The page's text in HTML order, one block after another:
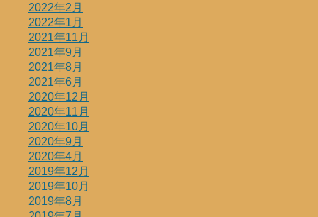
2022年2月
2022年1月
2021年11月
2021年9月
2021年8月
2021年6月
2020年12月
2020年11月
2020年10月
2020年9月
2020年4月
2019年12月
2019年10月
2019年8月